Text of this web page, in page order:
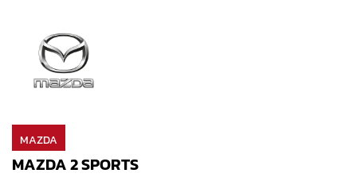
MAZDA
MAZDA 2 SPORTS